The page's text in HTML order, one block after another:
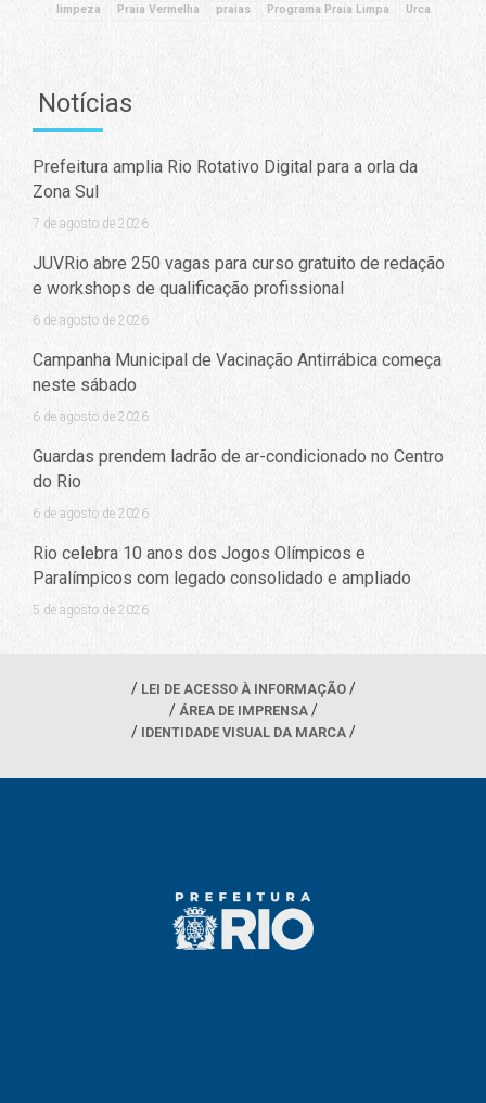
limpeza
Praia Vermelha praias Programa Praia Limpa Urca
Notícias
Prefeitura amplia Rio Rotativo Digital para a orla da
Zona Sul
7 de agosto de 2026
JUVRio abre 250 vagas para curso gratuito de redação
e workshops de qualificação profissional
6 de agosto de 2026
Campanha Municipal de Vacinação Antirrábica começa
neste sábado
6 de agosto de 2026
Guardas prendem ladrão de ar-condicionado no Centro
do Rio
6 de agosto de 2026
Rio celebra 10 anos dos Jogos Olímpicos e
Paralímpicos com legado consolidado e ampliado
5 de agosto de 2026
LEI DE ACESSO À INFORMAÇÃO
ÁREA DE IMPRENSA
IDENTIDADE VISUAL DA MARCA